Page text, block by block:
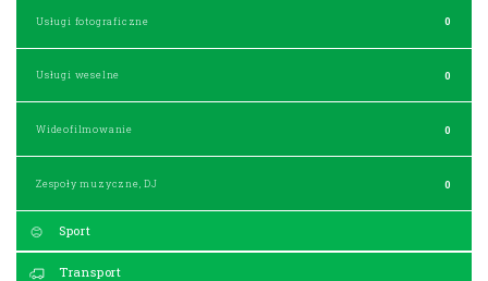
Usługi fotograficzne 0
Usługi weselne 0
Wideofilmowanie 0
Zespoły muzyczne, DJ 0
Sport
Transport